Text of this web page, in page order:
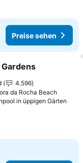
Preise sehen
hinzufügen
Gardens
4.596
da Rocha Beach
in üppigen Gärten